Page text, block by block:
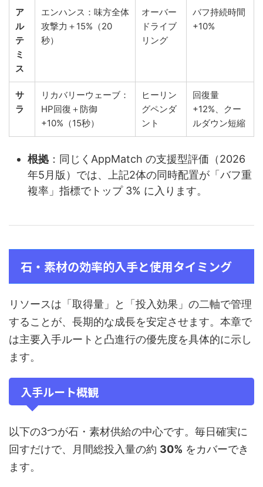
ア
ル
テ
ミ
ス
エンハンス：味方全体
攻撃力＋15%（20
秒）
オーバー
ドライブ
リング
バフ持続時間
+10%
サ
ラ
リカバリーウェーブ：
HP回復＋防御
+10%（15秒）
ヒーリン
グペンダ
ント
回復量
+12%、クー
ルダウン短縮
根拠 ：同じくAppMatch の支援型評価（2026
年5月版）では、上記2体の同時配置が「バフ重
複率」指標でトップ 3% に入ります。
石・素材の効率的入手と使用タイミング
リソースは「取得量」と「投入効果」の二軸で管理
することが、長期的な成長を安定させます。本章で
は主要入手ルートと凸進行の優先度を具体的に示し
ます。
入手ルート概観
以下の3つが石・素材供給の中心です。毎日確実に
回すだけで、月間総投入量の約 30% をカバーでき
ます。